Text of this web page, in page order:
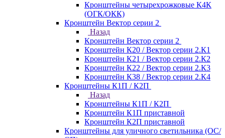
Кронштейны четырехрожковые К4К
(ОГК/ОКК)
Кронштейн Вектор серии 2
Назад
Кронштейн Вектор серии 2
Кронштейн К20 / Вектор серии 2.К1
Кронштейн К21 / Вектор серии 2.К2
Кронштейн К22 / Вектор серии 2.К3
Кронштейн К38 / Вектор серии 2.К4
Кронштейны К1П / К2П
Назад
Кронштейны К1П / К2П
Кронштейн К1П приставной
Кронштейн К2П приставной
Кронштейны для уличного светильника (ОС/